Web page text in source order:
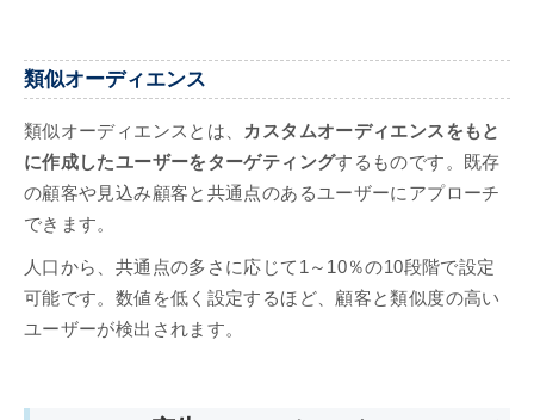
類似オーディエンス
類似オーディエンスとは、 カスタムオーディエンスをもと
に作成したユーザーをターゲティングするものです。既存
の顧客や見込み顧客と共通点のあるユーザーにアプローチ
できます。
人口から、共通点の多さに応じて1～10％の10段階で設定
可能です。数値を低く設定するほど、顧客と類似度の高い
ユーザーが検出されます。